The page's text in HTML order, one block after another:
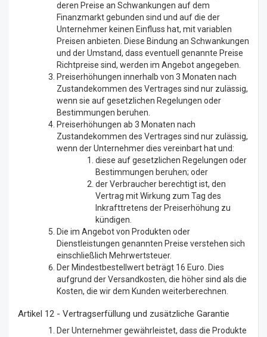
deren Preise an Schwankungen auf dem
Finanzmarkt gebunden sind und auf die der
Unternehmer keinen Einfluss hat, mit variablen
Preisen anbieten. Diese Bindung an Schwankungen
und der Umstand, dass eventuell genannte Preise
Richtpreise sind, werden im Angebot angegeben.
Preiserhöhungen innerhalb von 3 Monaten nach
Zustandekommen des Vertrages sind nur zulässig,
wenn sie auf gesetzlichen Regelungen oder
Bestimmungen beruhen.
Preiserhöhungen ab 3 Monaten nach
Zustandekommen des Vertrages sind nur zulässig,
wenn der Unternehmer dies vereinbart hat und:
diese auf gesetzlichen Regelungen oder
Bestimmungen beruhen; oder
der Verbraucher berechtigt ist, den
Vertrag mit Wirkung zum Tag des
Inkrafttretens der Preiserhöhung zu
kündigen.
Die im Angebot von Produkten oder
Dienstleistungen genannten Preise verstehen sich
einschließlich Mehrwertsteuer.
Der Mindestbestellwert beträgt 16 Euro. Dies
aufgrund der Versandkosten, die höher sind als die
Kosten, die wir dem Kunden weiterberechnen.
Artikel 12 - Vertragserfüllung und zusätzliche Garantie
Der Unternehmer gewährleistet, dass die Produkte